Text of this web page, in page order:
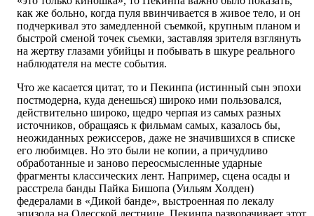
как же больно, когда пуля ввинчивается в живое тело, и он
подчеркивал это замедленной съемкой, крупным планом и
быстрой сменой точек съемки, заставляя зрителя взглянуть
на жертву глазами убийцы и побывать в шкуре реального
наблюдателя на месте события.
Что же касается цитат, то и Пекинпа (истинный сын эпохи
постмодерна, куда денешься) широко ими пользовался,
действительно широко, щедро черпая из самых разных
источников, обращаясь к фильмам самых, казалось бы,
неожиданных режиссеров, даже не значившихся в списке
его любимцев. Но это были не копии, а причудливо
обработанные и заново переосмысленные ударные
фрагменты классических лент. Например, сцена осады и
расстрела банды Пайка Бишопа (Уильям Холден)
федералами в «Дикой банде», выстроенная по лекалу